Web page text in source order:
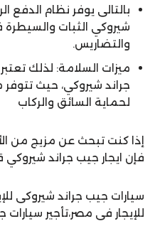
بالتالى يوفر نظام الدفع
شيروكي الثبات
والتضاريس.
ميزات السلامة: لذلك
جراند شيروكي، حيث
لحماية السائق والركاب
إذا كنت تبحث عن مزيج من
فإن ايجار جيب جراند شيروكي
سيارات جيب جراند شيروكى
للإيجار فى مصر،تأجير سيارات